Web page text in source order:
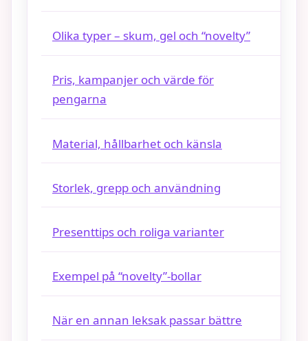
Olika typer – skum, gel och “novelty”
Pris, kampanjer och värde för
pengarna
Material, hållbarhet och känsla
Storlek, grepp och användning
Presenttips och roliga varianter
Exempel på “novelty”-bollar
När en annan leksak passar bättre